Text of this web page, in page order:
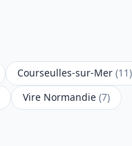
Courseulles-sur-Mer (11)
Vire Normandie (7)